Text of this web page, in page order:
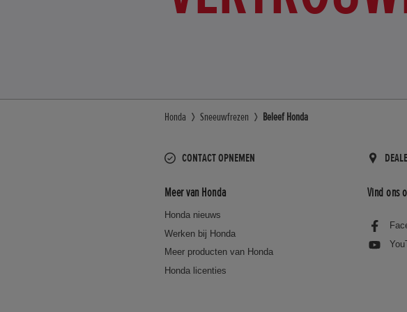
Honda Sneeuwfrezen Beleef Honda
CONTACT OPNEMEN
Meer van Honda
Honda nieuws
Werken bij Honda
Meer producten van Honda
Honda licenties
Vind ons